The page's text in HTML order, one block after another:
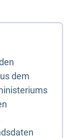
dem